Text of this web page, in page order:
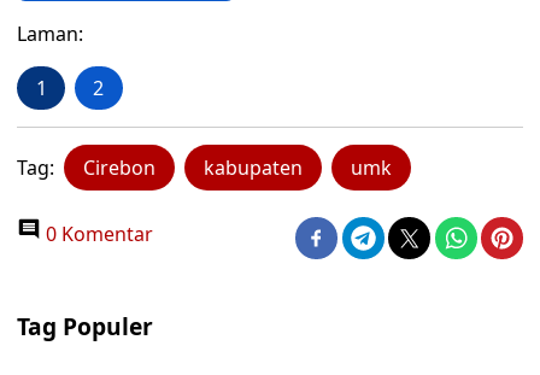
Laman:
1 2
Tag: Cirebon kabupaten umk
0 Komentar
Tag Populer